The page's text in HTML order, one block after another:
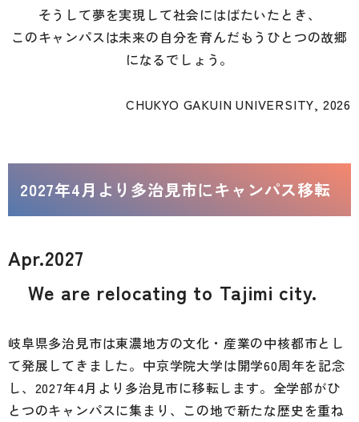
そうして夢を実現して社会にはばたいたとき、
このキャンパスは未来の自分を育んだもうひとつの故郷
になるでしょう。
CHUKYO GAKUIN UNIVERSITY, 2026
2027年4月より多治見市にキャンパス移転
Apr.2027
We are relocating to Tajimi city.
岐阜県多治見市は東濃地方の文化・産業の中核都市とし
て発展してきました。中京学院大学は開学60周年を記念
し、2027年4月より多治見市に移転します。全学部がひ
とつのキャンパスに集まり、この地で新たな歴史を重ね